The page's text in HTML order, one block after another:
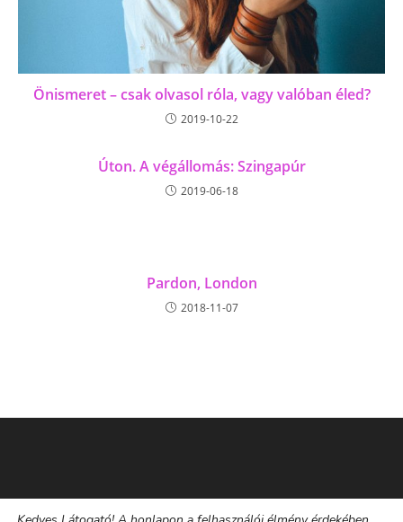
Önismeret – csak olvasol róla, vagy valóban éled?
2019-10-22
Úton. A végállomás: Szingapúr
2019-06-18
Pardon, London
2018-11-07